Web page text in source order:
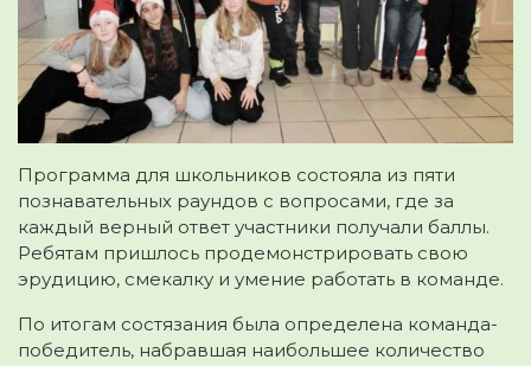
Программа для школьников состояла из пяти
познавательных раундов с вопросами, где за
каждый верный ответ участники получали баллы.
Ребятам пришлось продемонстрировать свою
эрудицию, смекалку и умение работать в команде.
По итогам состязания была определена команда-
победитель, набравшая наибольшее количество